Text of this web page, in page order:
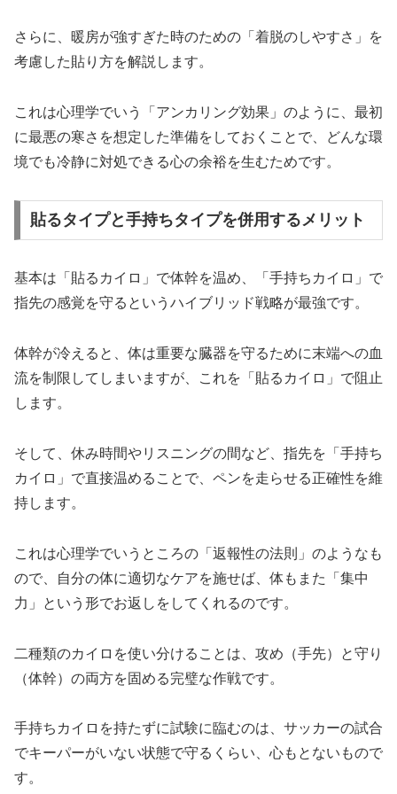
さらに、暖房が強すぎた時のための「着脱のしやすさ」を
考慮した貼り方を解説します。
これは心理学でいう「アンカリング効果」のように、最初
に最悪の寒さを想定した準備をしておくことで、どんな環
境でも冷静に対処できる心の余裕を生むためです。
貼るタイプと手持ちタイプを併用するメリット
基本は「貼るカイロ」で体幹を温め、「手持ちカイロ」で
指先の感覚を守るというハイブリッド戦略が最強です。
体幹が冷えると、体は重要な臓器を守るために末端への血
流を制限してしまいますが、これを「貼るカイロ」で阻止
します。
そして、休み時間やリスニングの間など、指先を「手持ち
カイロ」で直接温めることで、ペンを走らせる正確性を維
持します。
これは心理学でいうところの「返報性の法則」のようなも
ので、自分の体に適切なケアを施せば、体もまた「集中
力」という形でお返しをしてくれるのです。
二種類のカイロを使い分けることは、攻め（手先）と守り
（体幹）の両方を固める完璧な作戦です。
手持ちカイロを持たずに試験に臨むのは、サッカーの試合
でキーパーがいない状態で守るくらい、心もとないもので
す。